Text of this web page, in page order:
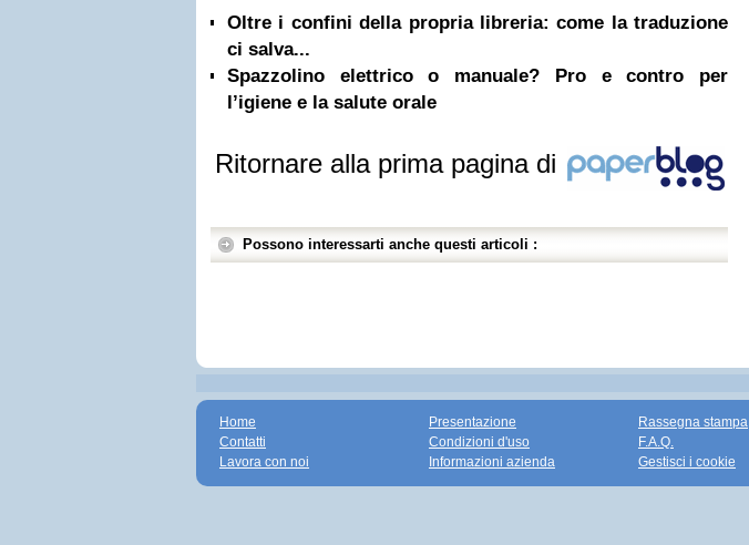
Oltre i confini della propria libreria: come la traduzione
ci salva...
Spazzolino elettrico o manuale? Pro e contro per
l’igiene e la salute orale
Ritornare alla prima pagina di
Possono interessarti anche questi articoli :
Home
Contatti
Lavora con noi
Presentazione
Condizioni d'uso
Informazioni azienda
Rassegna stampa
F.A.Q.
Gestisci i cookie